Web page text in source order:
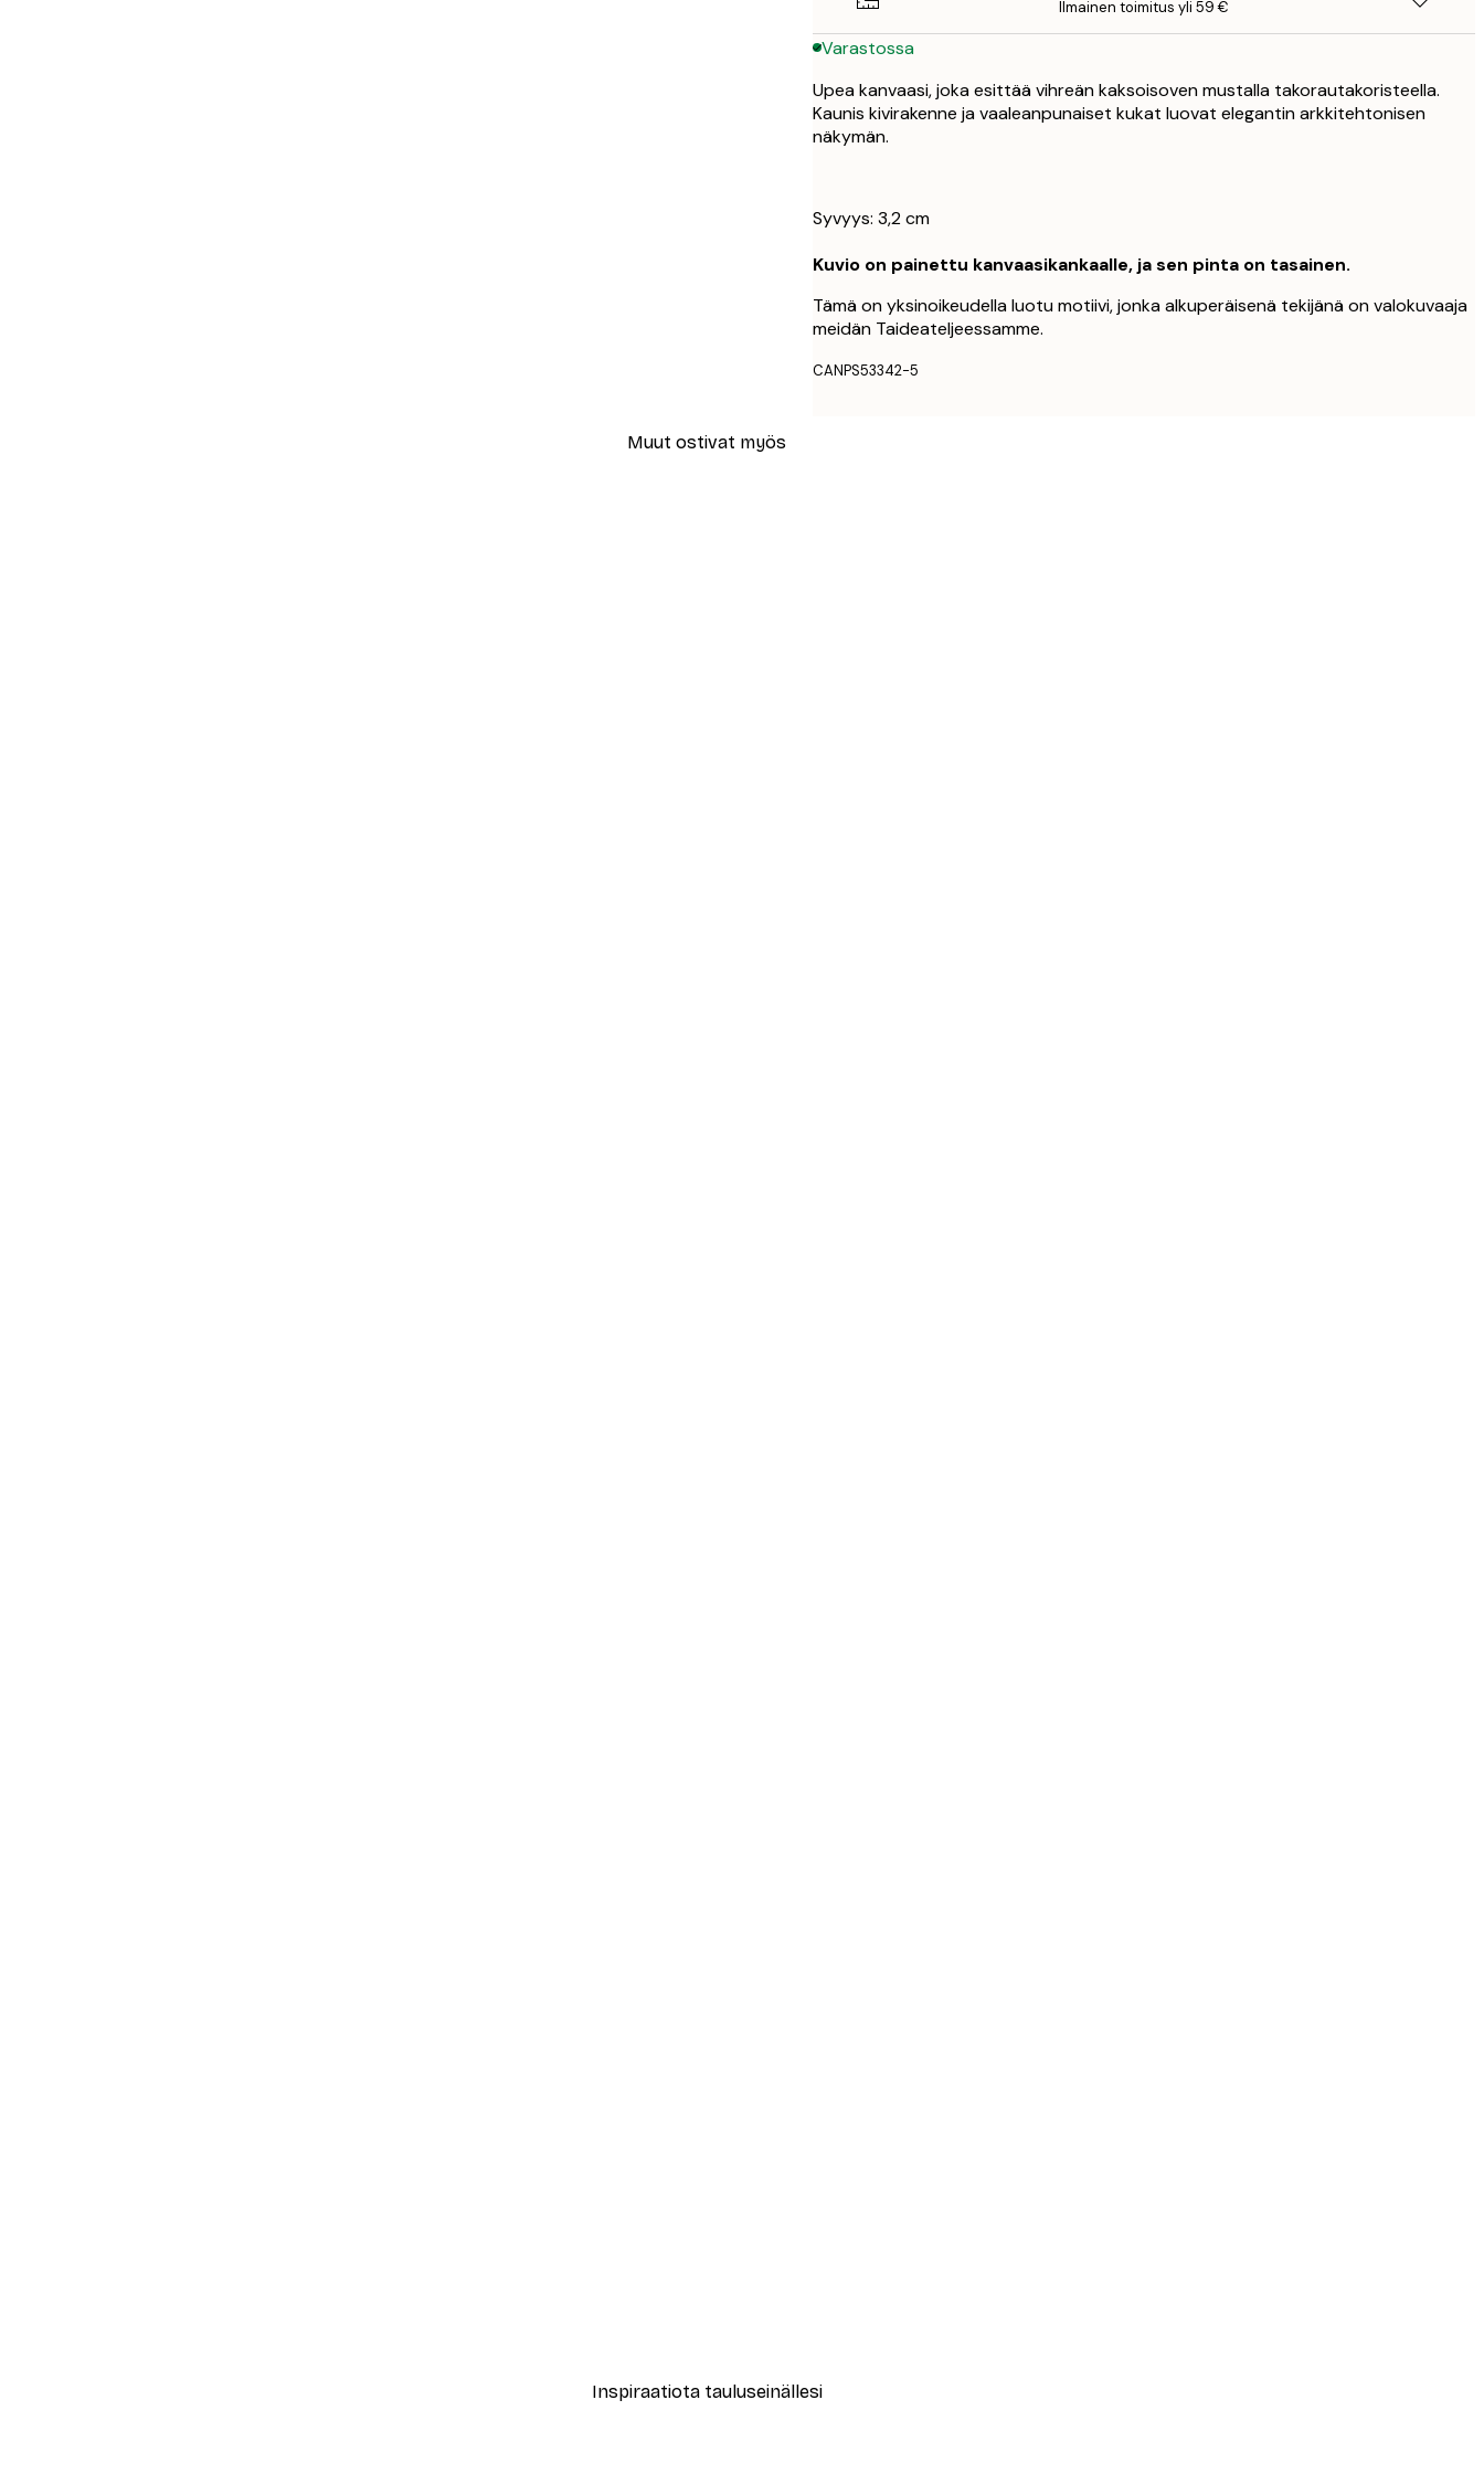
Ilmainen toimitus yli 59 €
Varastossa
Upea kanvaasi, joka esittää vihreän kaksoisoven mustalla takorautakoristeella.
Kaunis kivirakenne ja vaaleanpunaiset kukat luovat elegantin arkkitehtonisen
näkymän.
Syvyys: 3,2 cm
Kuvio on painettu kanvaasikankaalle, ja sen pinta on tasainen.
Tämä on yksinoikeudella luotu motiivi, jonka alkuperäisenä tekijänä on valokuvaaja
meidän Taideateljeessamme.
CANPS53342-5
Muut ostivat myös
Inspiraatiota tauluseinällesi